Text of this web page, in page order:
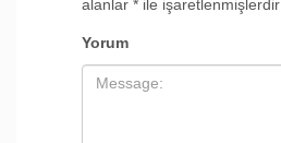
alanlar * ile işaretlenmişlerdir
Yorum